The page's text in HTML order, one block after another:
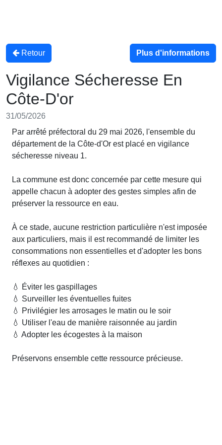
Retour Plus d'informations
Vigilance Sécheresse En
Côte-D'or
31/05/2026
Par arrêté préfectoral du 29 mai 2026, l'ensemble du
département de la Côte-d'Or est placé en vigilance
sécheresse niveau 1.
La commune est donc concernée par cette mesure qui
appelle chacun à adopter des gestes simples afin de
préserver la ressource en eau.
À ce stade, aucune restriction particulière n'est imposée
aux particuliers, mais il est recommandé de limiter les
consommations non essentielles et d'adopter les bons
réflexes au quotidien :
💧 Éviter les gaspillages
💧 Surveiller les éventuelles fuites
💧 Privilégier les arrosages le matin ou le soir
💧 Utiliser l'eau de manière raisonnée au jardin
💧 Adopter les écogestes à la maison
Préservons ensemble cette ressource précieuse.